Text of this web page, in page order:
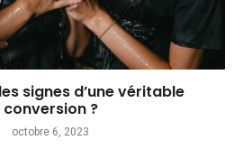
signes d’une véritable
conversion ?
octobre 6, 2023